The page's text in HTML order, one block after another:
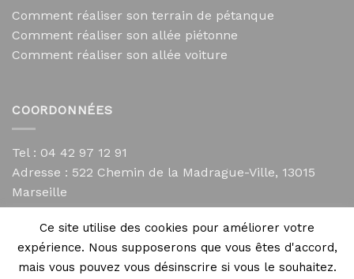
Comment réaliser son terrain de pétanque
Comment réaliser son allée piétonne
Comment réaliser son allée voiture
COORDONNÉES
Tel : 04 42 97 12 91
Adresse : 522 Chemin de la Madrague-Ville, 13015
Marseille
contact@mycailloux.com
Mentions légales
Ce site utilise des cookies pour améliorer votre
expérience. Nous supposerons que vous êtes d'accord,
mais vous pouvez vous désinscrire si vous le souhaitez.